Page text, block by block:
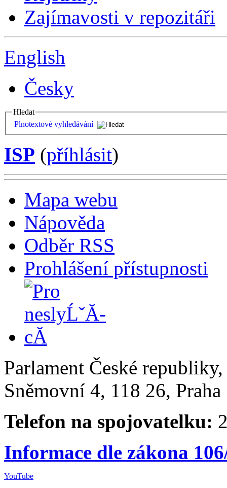
Zajímavosti v repozitáři
English
Česky
Hledat
Plnotextové vyhledávání
ISP (příhlásit)
Mapa webu
Nápověda
Odběr RSS
Prohlášení přístupnosti
Parlament České
Sněmovní 4, 118 26,
Telefon na spojovatelku:
Informace dle zákona
YouTube